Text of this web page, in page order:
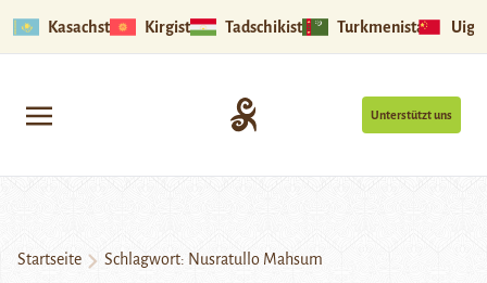
Kasachstan Kirgistan Tadschikistan Turkmenistan
Unterstützt uns
Startseite Schlagwort: Nusratullo Mahsum